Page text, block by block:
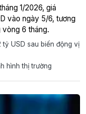
1/2026, giá
vào ngày 5/6, tương
6 tháng.
USD sau biến động vị
hình thị trường